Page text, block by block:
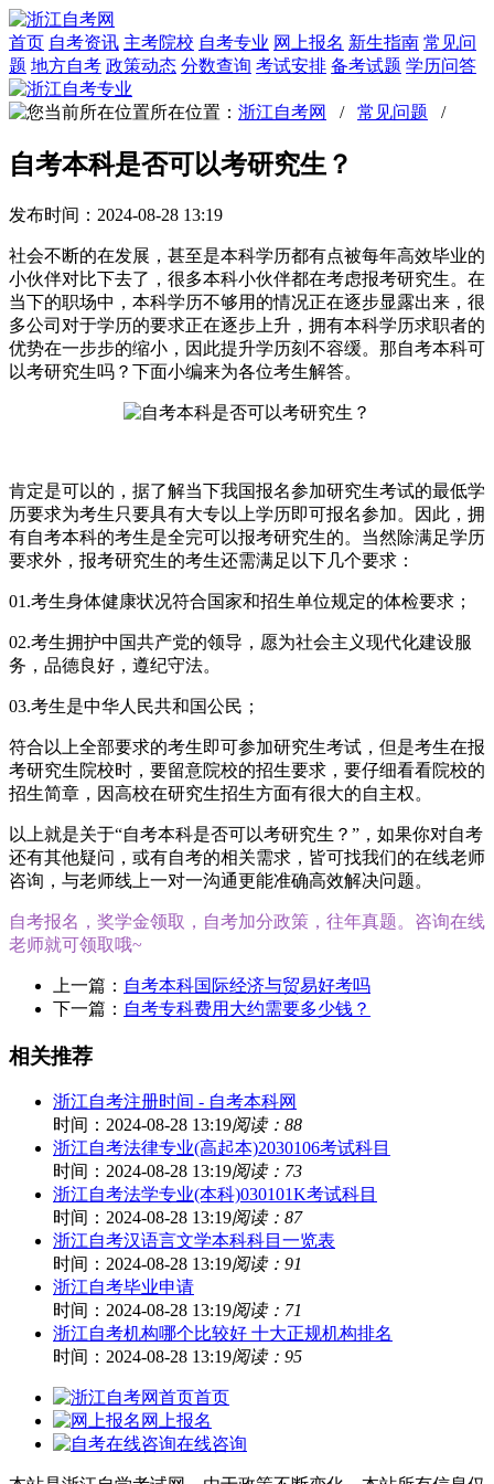
首页 自考资讯 主考院校 自考专业 网上报名 新生指南 常见问
题 地方自考 政策动态 分数查询 考试安排 备考试题 学历问答
所在位置： 浙江自考网 / 常见问题 /
自考本科是否可以考研究生？
发布时间：2024-08-28 13:19
社会不断的在发展，甚至是本科学历都有点被每年高效毕业的
小伙伴对比下去了，很多本科小伙伴都在考虑报考研究生。在
当下的职场中，本科学历不够用的情况正在逐步显露出来，很
多公司对于学历的要求正在逐步上升，拥有本科学历求职者的
优势在一步步的缩小，因此提升学历刻不容缓。那自考本科可
以考研究生吗？下面小编来为各位考生解答。
肯定是可以的，据了解当下我国报名参加研究生考试的最低学
历要求为考生只要具有大专以上学历即可报名参加。因此，拥
有自考本科的考生是全完可以报考研究生的。当然除满足学历
要求外，报考研究生的考生还需满足以下几个要求：
01.考生身体健康状况符合国家和招生单位规定的体检要求；
02.考生拥护中国共产党的领导，愿为社会主义现代化建设服
务，品德良好，遵纪守法。
03.考生是中华人民共和国公民；
符合以上全部要求的考生即可参加研究生考试，但是考生在报
考研究生院校时，要留意院校的招生要求，要仔细看看院校的
招生简章，因高校在研究生招生方面有很大的自主权。
以上就是关于“自考本科是否可以考研究生？”，如果你对自考
还有其他疑问，或有自考的相关需求，皆可找我们的在线老师
咨询，与老师线上一对一沟通更能准确高效解决问题。
自考报名，奖学金领取，自考加分政策，往年真题。咨询在线
老师就可领取哦~
上一篇： 自考本科国际经济与贸易好考吗
下一篇： 自考专科费用大约需要多少钱？
相关推荐
浙江自考注册时间 - 自考本科网
时间：2024-08-28 13:19阅读：88
浙江自考法律专业(高起本)2030106考试科目
时间：2024-08-28 13:19阅读：73
浙江自考法学专业(本科)030101K考试科目
时间：2024-08-28 13:19阅读：87
浙江自考汉语言文学本科科目一览表
时间：2024-08-28 13:19阅读：91
浙江自考毕业申请
时间：2024-08-28 13:19阅读：71
浙江自考机构哪个比较好 十大正规机构排名
时间：2024-08-28 13:19阅读：95
首页
网上报名
在线咨询